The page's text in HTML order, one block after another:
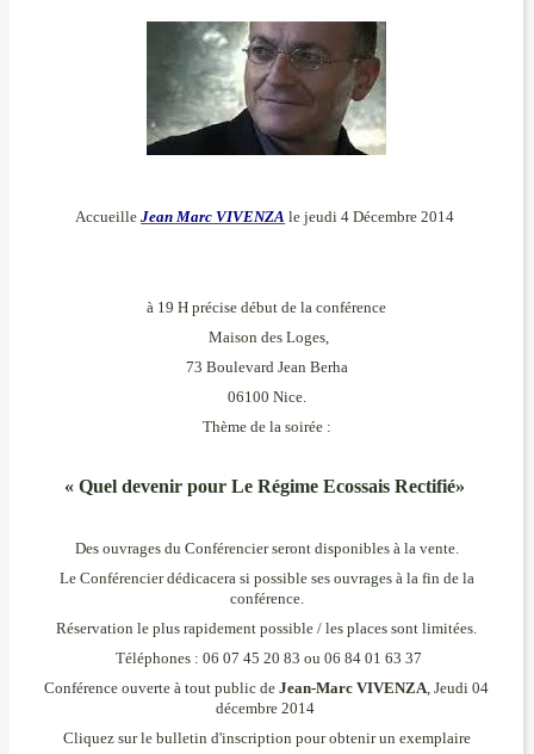
AccueilleJean Marc VIVENZA le jeudi 4 Décembre 2014
à 19 H précise début de la conférence
Maison des Loges,
73 Boulevard Jean Berha
06100 Nice.
Thème de la soirée :
« Quel devenir pour Le Régime Ecossais Rectifié»
Des ouvrages du Conférencier seront disponibles à la vente.
Le Conférencier dédicacera si possible ses ouvrages à la fin de la
conférence.
Réservation le plus rapidement possible / les places sont limitées.
Téléphones : 06 07 45 20 83 ou 06 84 01 63 37
Conférence ouverte à tout public deJean-Marc VIVENZA, Jeudi 04
décembre 2014
Cliquez sur le bulletin d'inscription pour obtenir un exemplaire